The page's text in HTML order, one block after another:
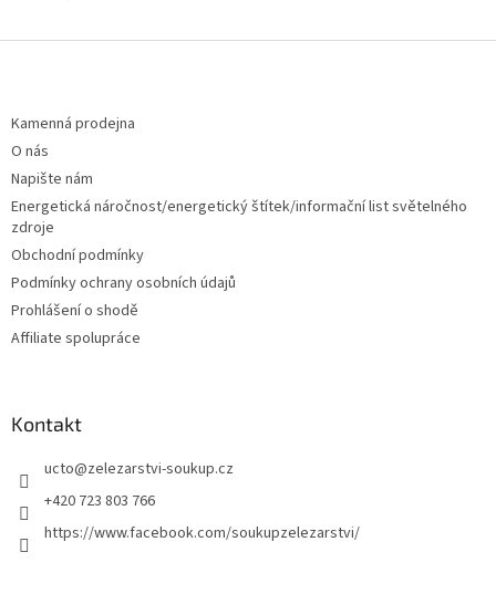
Kamenná prodejna
O nás
Napište nám
Energetická náročnost/energetický štítek/informační list světelného
zdroje
Obchodní podmínky
Podmínky ochrany osobních údajů
Prohlášení o shodě
Affiliate spolupráce
Kontakt
ucto@zelezarstvi-soukup.cz
+420 723 803 766
https://www.facebook.com/soukupzelezarstvi/